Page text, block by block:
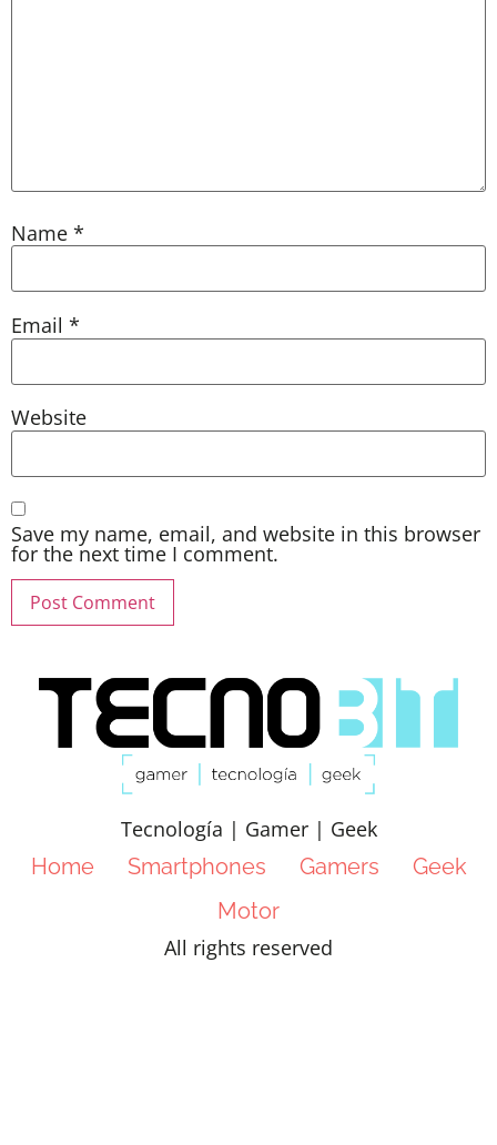
Name *
Email *
Website
Save my name, email, and website in this browser
for the next time I comment.
Tecnología | Gamer | Geek
Home
Smartphones Gamers
Geek
Motor
All rights reserved